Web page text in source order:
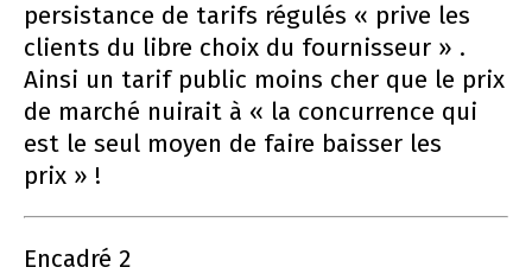
persistance de tarifs régulés « prive les
clients du libre choix du fournisseur » .
Ainsi un tarif public moins cher que le prix
de marché nuirait à « la concurrence qui
est le seul moyen de faire baisser les
prix » !
Encadré 2